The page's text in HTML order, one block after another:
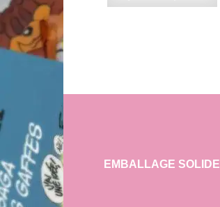
EMBALLAGE SOLIDE